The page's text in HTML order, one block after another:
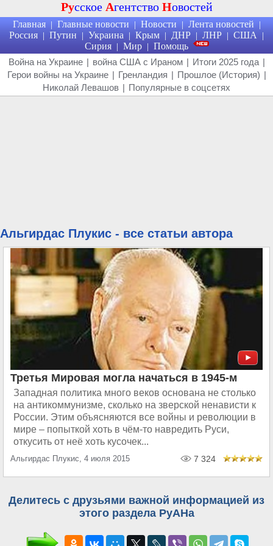
Русское Агентство Новостей
Главная | Главные новости | Новости | Лента новостей |
Россия | Путин | Украина | Крым | ДНР | ЛНР | США |
Сирия | Мир | Помощь
Война на Украине | война США с Ираном | Итоги 2025 года |
Герои войны на Украине | Гренландия | Прошлое (История) |
Николай Левашов | Популярные в соцсетях
Альгирдас Плукис - все статьи автора
Третья Мировая могла начаться в 1945-м
Западная политика много веков основана не столько
на антикоммунизме, сколько на зверской ненависти к
России. Этим объясняются все войны и революции в
мире – попыткой хоть в чём-то навредить Руси,
откусить от неё хоть кусочек...
Альгирдас Плукис, 4 июля 2015 7 324
Делитесь с друзьями важной информацией из
этого раздела РуАНа